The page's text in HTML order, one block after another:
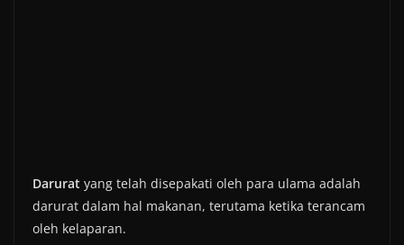
Darurat yang telah disepakati oleh para ulama adalah
darurat dalam hal makanan, terutama ketika terancam
oleh kelaparan.